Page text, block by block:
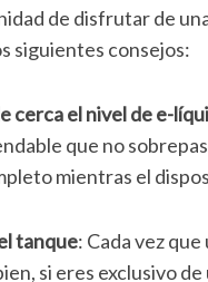
de disfrutar de
siguientes consejos:
cerca el nivel de e-
que no
mientras el
tanque: Cada vez
si eres exclusivo